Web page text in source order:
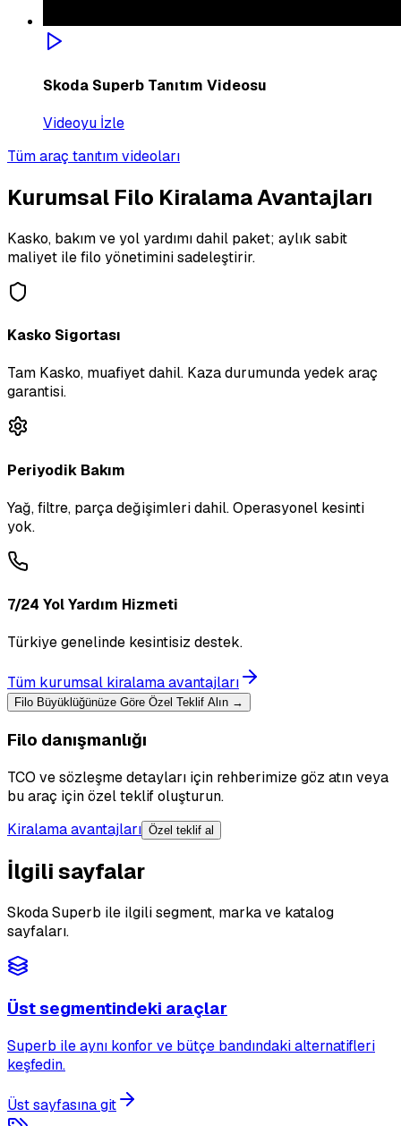
Skoda Superb Tanıtım Videosu
Videoyu İzle
Tüm araç tanıtım videoları
Kurumsal Filo Kiralama Avantajları
Kasko, bakım ve yol yardımı dahil paket; aylık sabit
maliyet ile filo yönetimini sadeleştirir.
Kasko Sigortası
Tam Kasko, muafiyet dahil. Kaza durumunda yedek araç
garantisi.
Periyodik Bakım
Yağ, filtre, parça değişimleri dahil. Operasyonel kesinti
yok.
7/24 Yol Yardım Hizmeti
Türkiye genelinde kesintisiz destek.
Tüm kurumsal kiralama avantajları
Filo Büyüklüğünüze Göre Özel Teklif Alın →
Filo danışmanlığı
TCO ve sözleşme detayları için rehberimize göz atın veya
bu araç için özel teklif oluşturun.
Kiralama avantajları Özel teklif al
İlgili sayfalar
Skoda Superb ile ilgili segment, marka ve katalog
sayfaları.
Üst segmentindeki araçlar
Superb ile aynı konfor ve bütçe bandındaki alternatifleri
keşfedin.
Üst sayfasına git